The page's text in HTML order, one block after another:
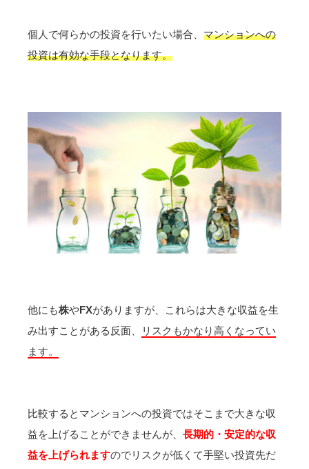
個人で何らかの投資を行いたい場合、 マンションへの
投資は有効な手段となります。
他にも株やFXがありますが、これらは大きな収益を生
み出すことがある反面、
リスクもかなり高くなってい
ます。
比較するとマンションへの投資ではそこまで大きな収
益を上げることができませんが、 長期的・安定的な収
益を上げられますのでリスクが低くて手堅い投資先だ